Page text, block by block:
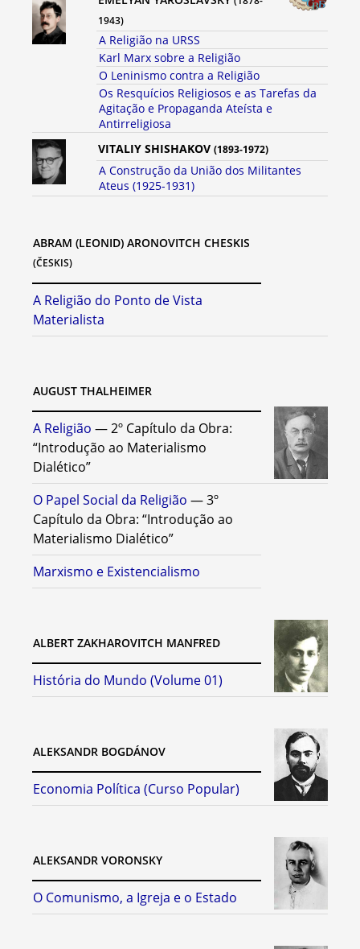
1943)
A Religião na URSS
Karl Marx sobre a Religião
O Leninismo contra a Religião
Os Resquícios Religiosos e as Tarefas da
Agitação e Propaganda Ateísta e
Antirreligiosa
VITALIY SHISHAKOV(1893-1972)
A Construção da União dos Militantes
Ateus (1925-1931)
ABRAM (LEONID) ARONOVITCH CHESKIS
(ČESKIS)
A Religião do Ponto de Vista
Materialista
AUGUST THALHEIMER
A Religião — 2º Capítulo da Obra:
“Introdução ao Materialismo
Dialético”
O Papel Social da Religião — 3º
Capítulo da Obra: “Introdução ao
Materialismo Dialético”
Marxismo e Existencialismo
ALBERT ZAKHAROVITCH MANFRED
História do Mundo (Volume 01)
ALEKSANDR BOGDÁNOV
Economia Política (Curso Popular)
ALEKSANDR VORONSKY
O Comunismo, a Igreja e o Estado